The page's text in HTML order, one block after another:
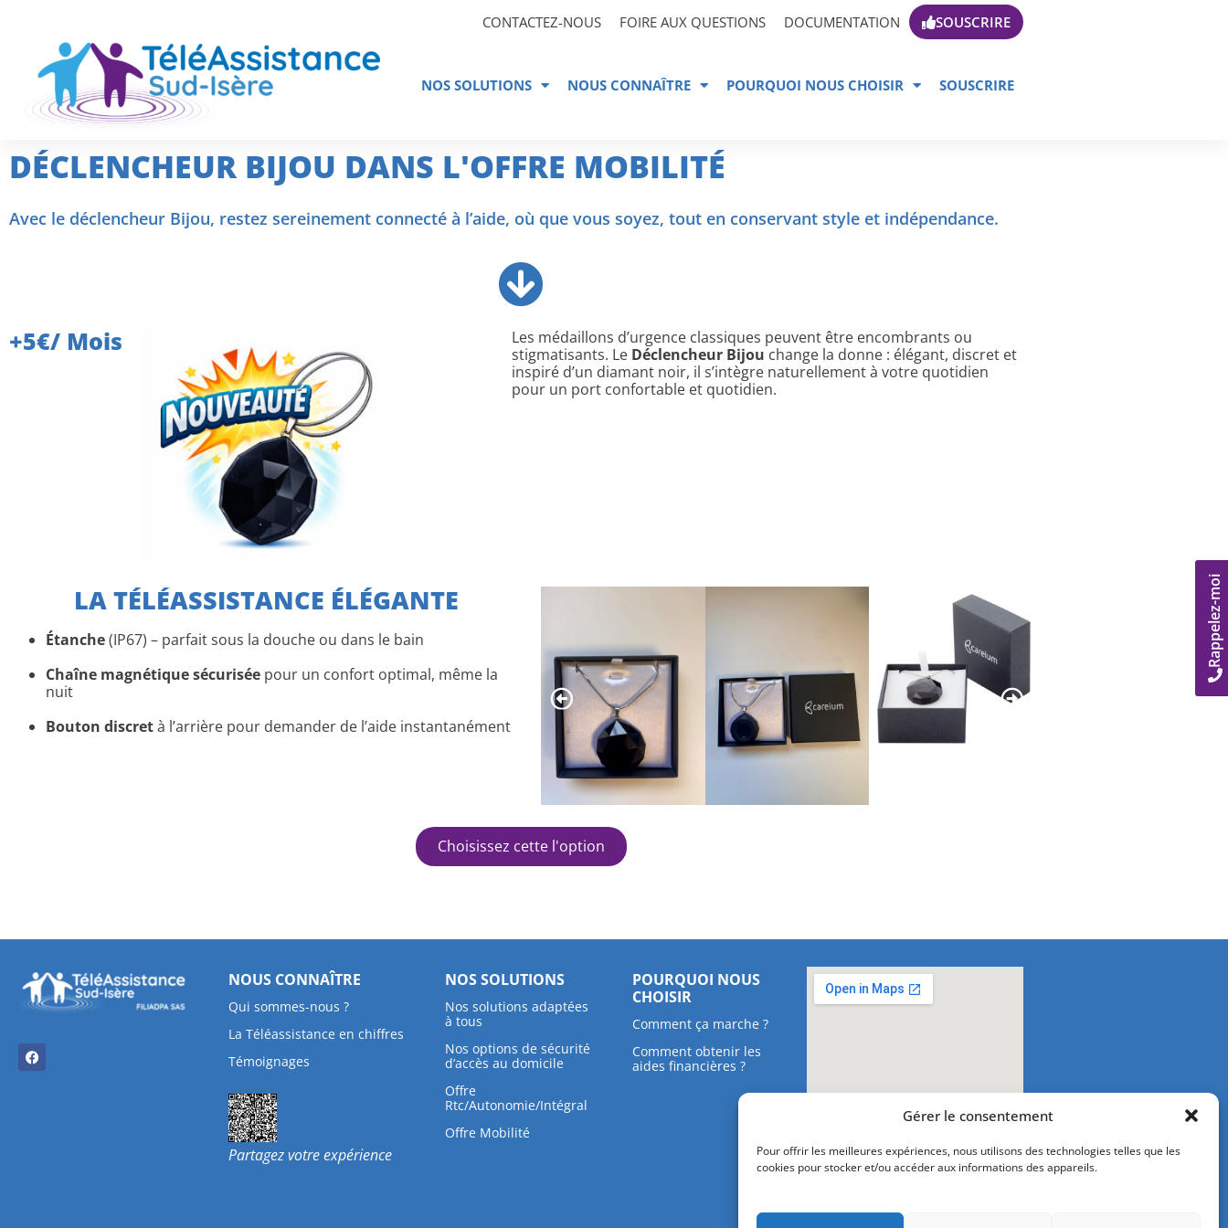
Gérer le consentement
Pour offrir les meilleures expériences, nous utilisons des technologies telles que les
cookies pour stocker et/ou accéder aux informations des appareils.
CONTACTEZ-NOUS FOIRE AUX QUESTIONS DOCUMENTATION SOUSCRIRE
NOS SOLUTIONS NOUS CONNAÎTRE POURQUOI NOUS CHOISIR SOUSCRIRE
Rappelez-moi
DÉCLENCHEUR BIJOU DANS L'OFFRE MOBILITÉ
Avec le déclencheur Bijou, restez sereinement connecté à l’aide, où que vous soyez, tout en conservant style et indépendance.
+5€/ Mois
Les médaillons d’urgence classiques peuvent être encombrants ou
stigmatisants. Le Déclencheur Bijou change la donne : élégant, discret et
inspiré d’un diamant noir, il s’intègre naturellement à votre quotidien
pour un port confortable et quotidien.
LA TÉLÉASSISTANCE ÉLÉGANTE
Étanche(IP67) – parfait sous la douche ou dans le bain
Chaîne magnétique sécurisée pour un confort optimal, même la
nuit
Bouton discretà l’arrière pour demander de l’aide instantanément
Choisissez cette l'option
NOUS CONNAÎTRE
Qui sommes-nous ?
La Téléassistance en chiffres
Témoignages
Partagez votre expérience
NOS SOLUTIONS
Nos solutions adaptées
à tous
Nos options de sécurité
d’accès au domicile
Offre
Rtc/Autonomie/Intégral
Offre Mobilité
POURQUOI NOUS
CHOISIR
Comment ça marche ?
Comment obtenir les
aides financières ?